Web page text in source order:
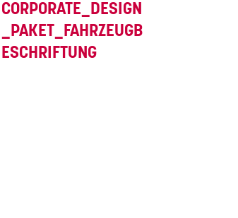
CORPORATE_DESIGN
_PAKET_FAHRZEUGB
ESCHRIFTUNG